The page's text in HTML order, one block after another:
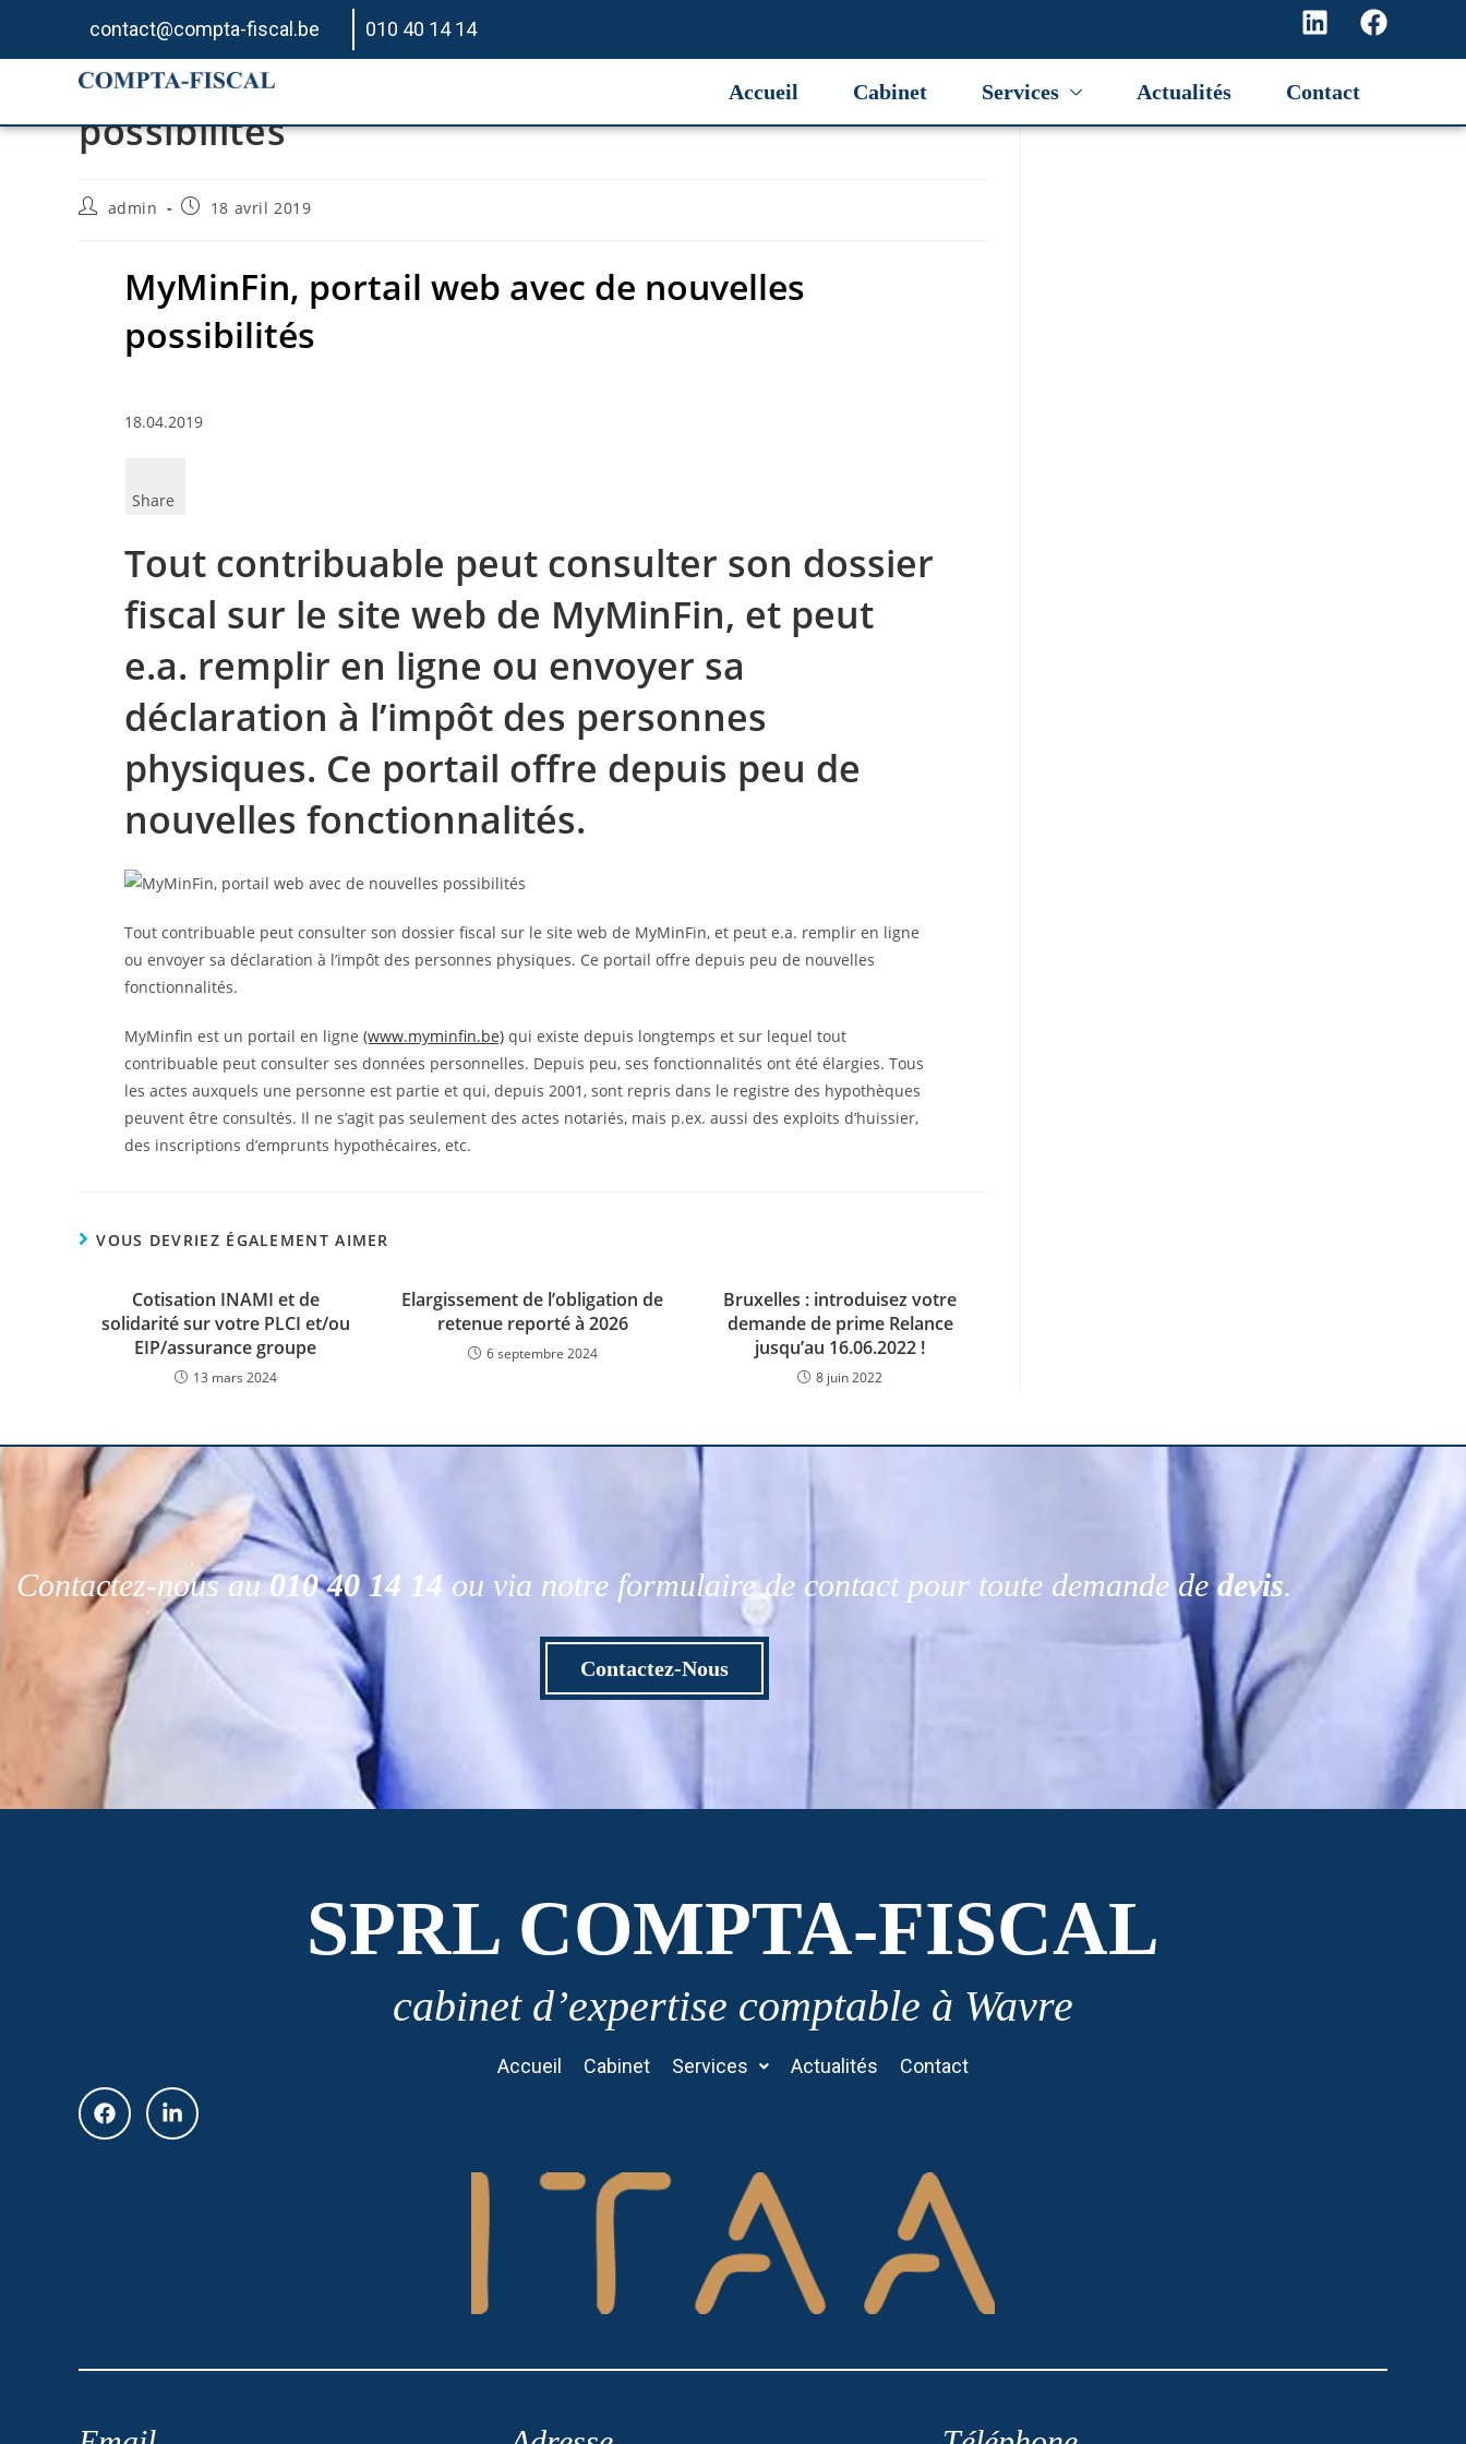
contact@compta-fiscal.be 010 40 14 14
Accueil Cabinet Services Actualités Contact
MyMinFin, portail web avec de nouvelles
possibilités
admin 18 avril 2019
MyMinFin, portail web avec de nouvelles
possibilités
18.04.2019
Share
Tout contribuable peut consulter son dossier
fiscal sur le site web de MyMinFin, et peut
e.a. remplir en ligne ou envoyer sa
déclaration à l’impôt des personnes
physiques. Ce portail offre depuis peu de
nouvelles fonctionnalités.
Tout contribuable peut consulter son dossier fiscal sur le site web de MyMinFin, et peut e.a. remplir en ligne
ou envoyer sa déclaration à l’impôt des personnes physiques. Ce portail offre depuis peu de nouvelles
fonctionnalités.
MyMinfin est un portail en ligne (www.myminfin.be)qui existe depuis longtemps et sur lequel tout
contribuable peut consulter ses données personnelles. Depuis peu, ses fonctionnalités ont été élargies. Tous
les actes auxquels une personne est partie et qui, depuis 2001, sont repris dans le registre des hypothèques
peuvent être consultés. Il ne s’agit pas seulement des actes notariés, mais p.ex. aussi des exploits d’huissier,
des inscriptions d’emprunts hypothécaires, etc.
VOUS DEVRIEZ ÉGALEMENT AIMER
Cotisation INAMI et de
solidarité sur votre PLCI et/ou
EIP/assurance groupe
13 mars 2024
Elargissement de l’obligation de
retenue reporté à 2026
6 septembre 2024
Bruxelles : introduisez votre
demande de prime Relance
jusqu’au 16.06.2022 !
8 juin 2022
Contactez-nous au010 40 14 14 ou via notre formulaire de contact pour toute demande dedevis.
Contactez-Nous
SPRL COMPTA-FISCAL
cabinet d’expertise comptable à Wavre
Accueil Cabinet Services Actualités Contact